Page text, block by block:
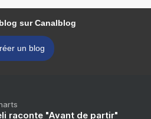
sur Canalblog
un blog
raconte "Avant de partir"